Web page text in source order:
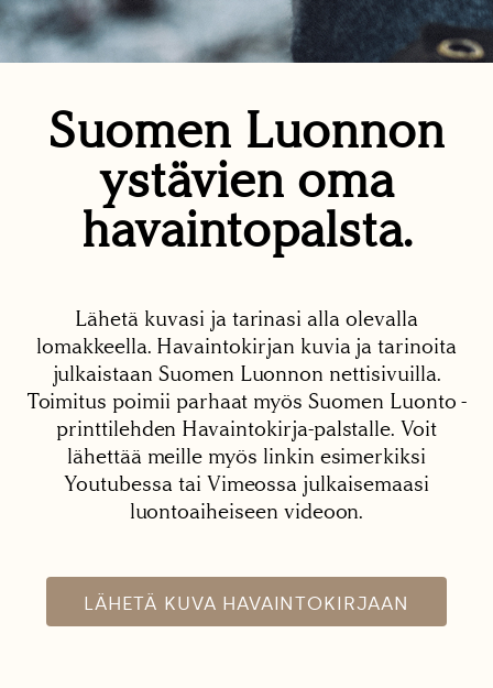
Suomen Luonnon
ystävien oma
havaintopalsta.
Lähetä kuvasi ja tarinasi alla olevalla
lomakkeella. Havaintokirjan kuvia ja tarinoita
julkaistaan Suomen Luonnon nettisivuilla.
Toimitus poimii parhaat myös Suomen Luonto -
printtilehden Havaintokirja-palstalle. Voit
lähettää meille myös linkin esimerkiksi
Youtubessa tai Vimeossa julkaisemaasi
luontoaiheiseen videoon.
LÄHETÄ KUVA HAVAINTOKIRJAAN